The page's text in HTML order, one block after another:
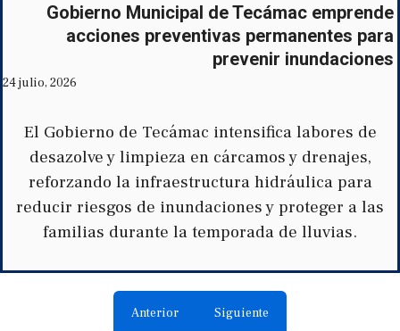
Gobierno Municipal de Tecámac emprende
acciones preventivas permanentes para
prevenir inundaciones
24 julio, 2026
El Gobierno de Tecámac intensifica labores de
desazolve y limpieza en cárcamos y drenajes,
reforzando la infraestructura hidráulica para
reducir riesgos de inundaciones y proteger a las
familias durante la temporada de lluvias.
Anterior Siguiente